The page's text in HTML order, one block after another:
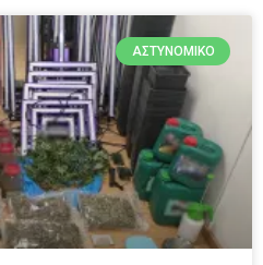
ΑΣΤΥΝΟΜΙΚΌ